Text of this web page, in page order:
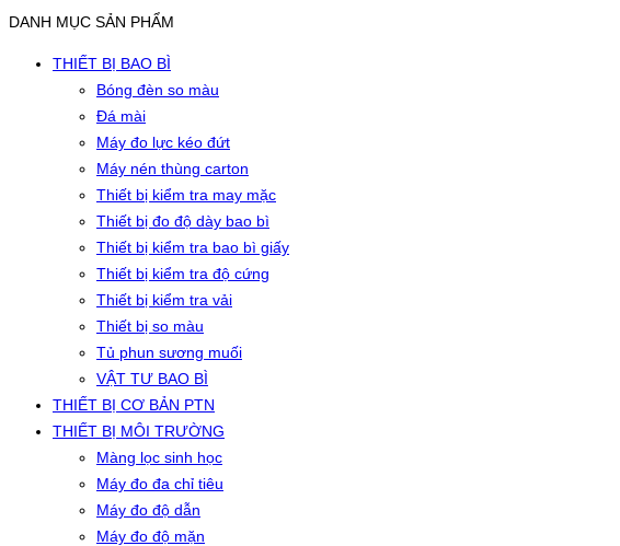
DANH MỤC SẢN PHẨM
THIẾT BỊ BAO BÌ
Bóng đèn so màu
Đá mài
Máy đo lực kéo đứt
Máy nén thùng carton
Thiết bị kiểm tra may mặc
Thiết bị đo độ dày bao bì
Thiết bị kiểm tra bao bì giấy
Thiết bị kiểm tra độ cứng
Thiết bị kiểm tra vải
Thiết bị so màu
Tủ phun sương muối
VẬT TƯ BAO BÌ
THIẾT BỊ CƠ BẢN PTN
THIẾT BỊ MÔI TRƯỜNG
Màng lọc sinh học
Máy đo đa chỉ tiêu
Máy đo độ dẫn
Máy đo độ mặn